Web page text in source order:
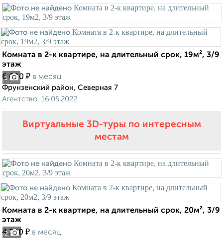
1
Комната в 2-к квартире, на длительный срок, 19м², 3/9
этаж
6 000 ₽ в месяц
Фрунзенский район, Северная 7
Агентство, 16.05.2022
Виртуальные 3D-туры по интересным
местам
2
Комната в 2-к квартире, на длительный срок, 20м², 3/9
этаж
4 200 ₽ в месяц